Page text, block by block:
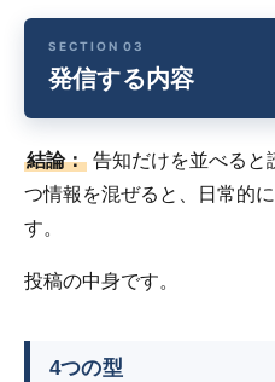
発信する内容
結論： 告知だけを並べると
つ情報を混ぜると、日常的
す。
投稿の中身です。
4つの型